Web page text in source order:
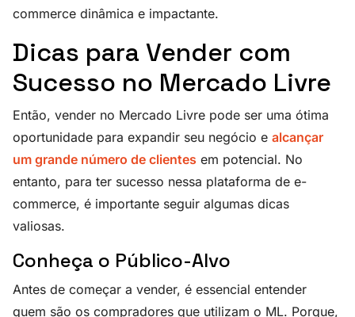
commerce dinâmica e impactante.
Dicas para Vender com
Sucesso no Mercado Livre
Então, vender no Mercado Livre pode ser uma ótima
oportunidade para expandir seu negócio e alcançar
um grande número de clientes em potencial. No
entanto, para ter sucesso nessa plataforma de e-
commerce, é importante seguir algumas dicas
valiosas.
Conheça o Público-Alvo
Antes de começar a vender, é essencial entender
quem são os compradores que utilizam o ML. Porque,